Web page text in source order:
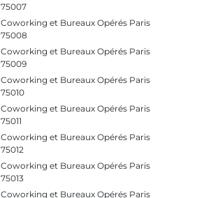
75007
Coworking et Bureaux Opérés Paris
75008
Coworking et Bureaux Opérés Paris
75009
Coworking et Bureaux Opérés Paris
75010
Coworking et Bureaux Opérés Paris
75011
Coworking et Bureaux Opérés Paris
75012
Coworking et Bureaux Opérés Paris
75013
Coworking et Bureaux Opérés Paris